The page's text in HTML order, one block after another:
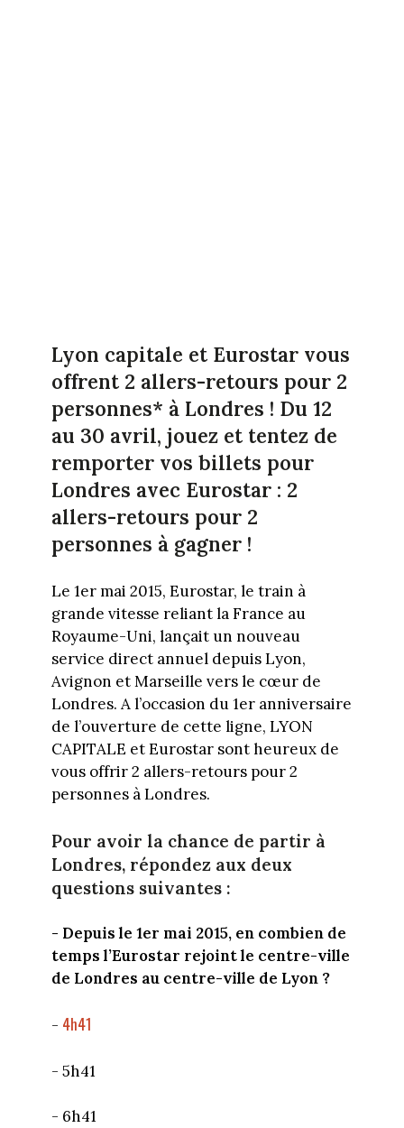
Lyon capitale et Eurostar vous
offrent 2 allers-retours pour 2
personnes* à Londres ! Du 12
au 30 avril, jouez et tentez de
remporter vos billets pour
Londres avec Eurostar : 2
allers-retours pour 2
personnes à gagner !
Le 1er mai 2015, Eurostar, le train à
grande vitesse reliant la France au
Royaume-Uni, lançait un nouveau
service direct annuel depuis Lyon,
Avignon et Marseille vers le cœur de
Londres. A l’occasion du 1er anniversaire
de l’ouverture de cette ligne, LYON
CAPITALE et Eurostar sont heureux de
vous offrir 2 allers-retours pour 2
personnes à Londres.
Pour avoir la chance de partir à
Londres, répondez aux deux
questions suivantes :
- Depuis le 1er mai 2015, en combien de
temps l’Eurostar rejoint le centre-ville
de Londres au centre-ville de Lyon ?
- 4h41
- 5h41
- 6h41